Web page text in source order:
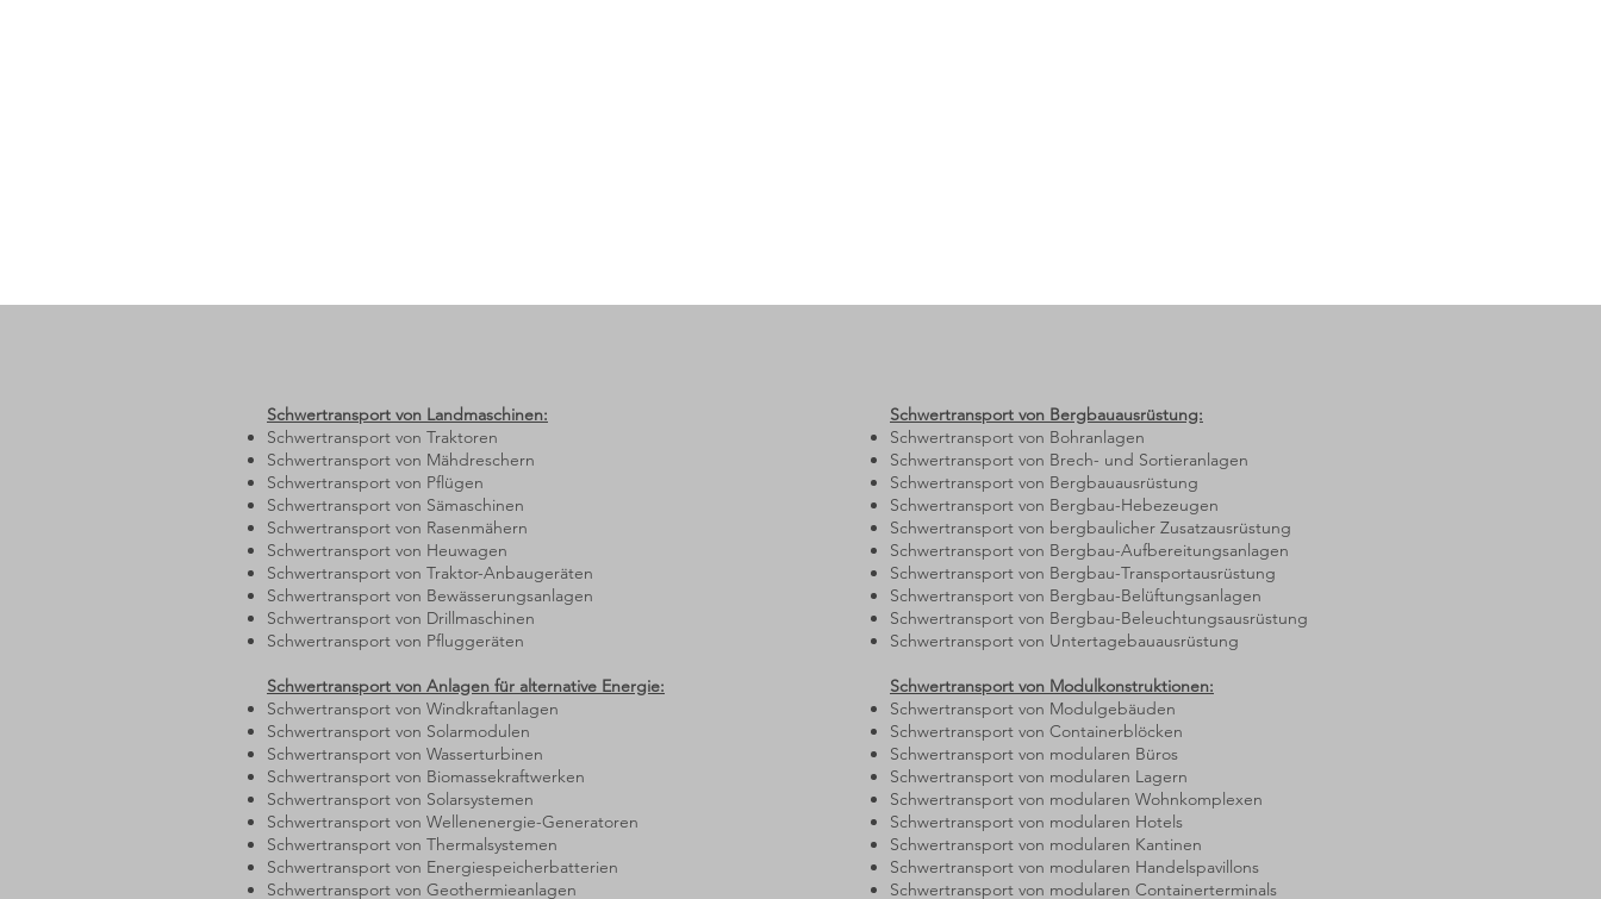
Schwertransport von Landmaschinen:
Schwertransport von Traktoren
Schwertransport von Mähdreschern
Schwertransport von Pflügen
Schwertransport von Sämaschinen
Schwertransport von Rasenmähern
Schwertransport von Heuwagen
Schwertransport von Traktor-Anbaugeräten
Schwertransport von Bewässerungsanlagen
Schwertransport von Drillmaschinen
Schwertransport von Pfluggeräten
Schwertransport von Anlagen für alternative Energie:
Schwertransport von Windkraftanlagen
Schwertransport von Solarmodulen
Schwertransport von Wasserturbinen
Schwertransport von Biomassekraftwerken
Schwertransport von Solarsystemen
Schwertransport von Wellenenergie-Generatoren
Schwertransport von Thermalsystemen
Schwertransport von Energiespeicherbatterien
Schwertransport von Geothermieanlagen
Schwertransport von Bergbauausrüstung:
Schwertransport von Bohranlagen
Schwertransport von Brech- und Sortieranlagen
Schwertransport von Bergbauausrüstung
Schwertransport von Bergbau-Hebezeugen
Schwertransport von bergbaulicher Zusatzausrüstung
Schwertransport von Bergbau-Aufbereitungsanlagen
Schwertransport von Bergbau-Transportausrüstung
Schwertransport von Bergbau-Belüftungsanlagen
Schwertransport von Bergbau-Beleuchtungsausrüstung
Schwertransport von Untertagebauausrüstung
Schwertransport von Modulkonstruktionen:
Schwertransport von Modulgebäuden
Schwertransport von Containerblöcken
Schwertransport von modularen Büros
Schwertransport von modularen Lagern
Schwertransport von modularen Wohnkomplexen
Schwertransport von modularen Hotels
Schwertransport von modularen Kantinen
Schwertransport von modularen Handelspavillons
Schwertransport von modularen Containerterminals